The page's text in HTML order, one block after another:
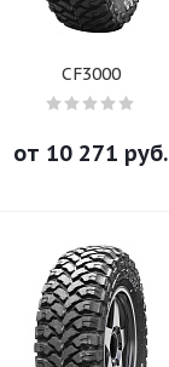
CF3000
от 10 271 руб.